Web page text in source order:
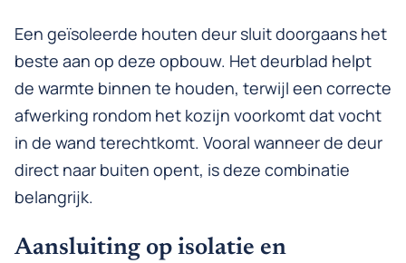
Een geïsoleerde houten deur sluit doorgaans het
beste aan op deze opbouw. Het deurblad helpt
de warmte binnen te houden, terwijl een correcte
afwerking rondom het kozijn voorkomt dat vocht
in de wand terechtkomt. Vooral wanneer de deur
direct naar buiten opent, is deze combinatie
belangrijk.
Aansluiting op isolatie en